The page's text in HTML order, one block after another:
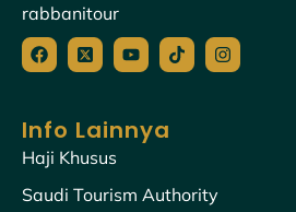
rabbanitour
Facebook
X-
twitter-
YoutubeTiktokInstagram
Info Lainnya
Haji Khusus
Saudi Tourism Authority